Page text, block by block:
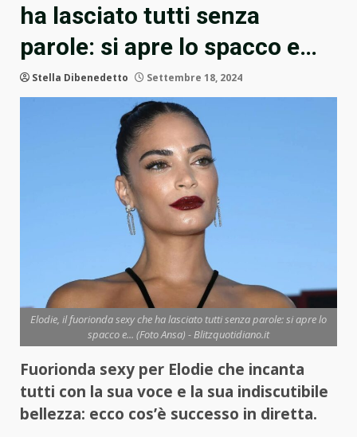
ha lasciato tutti senza
parole: si apre lo spacco e…
Stella Dibenedetto Settembre 18, 2024
Elodie, il fuorionda sexy che ha lasciato tutti senza parole: si apre lo
spacco e... (Foto Ansa) - Blitzquotidiano.it
Fuorionda sexy per Elodie che incanta
tutti con la sua voce e la sua indiscutibile
bellezza: ecco cos’è successo in diretta.